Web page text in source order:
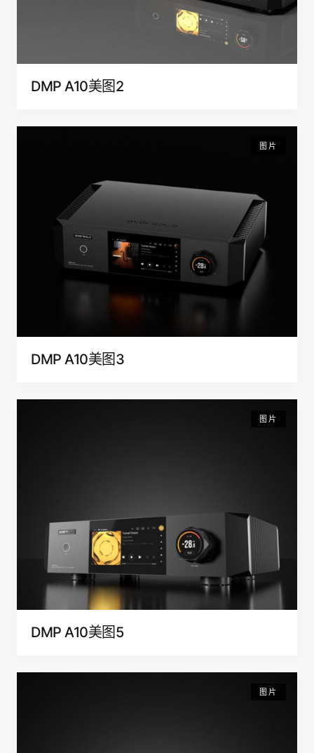
DMP A10美图2
图片
DMP A10美图3
图片
DMP A10美图5
图片